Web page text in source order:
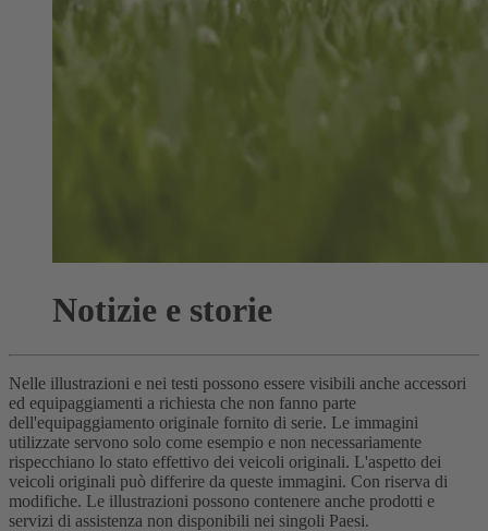
Notizie e storie
Nelle illustrazioni e nei testi possono essere visibili anche accessori
ed equipaggiamenti a richiesta che non fanno parte
dell'equipaggiamento originale fornito di serie. Le immagini
utilizzate servono solo come esempio e non necessariamente
rispecchiano lo stato effettivo dei veicoli originali. L'aspetto dei
veicoli originali può differire da queste immagini. Con riserva di
modifiche. Le illustrazioni possono contenere anche prodotti e
servizi di assistenza non disponibili nei singoli Paesi.